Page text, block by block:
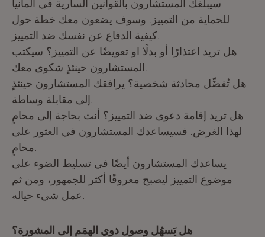
سيبلغك المستشارون بالقوانين السارية في ألمانيا
للحماية من التمييز. وسوف يضعون معك خطة حول
هل تريد اعتذارًا أو بدلًا او تعويضًا عن التمييز؟ سيكتب
هل تُفضِّل محادثة شخصية؟ يرافقك المستشارون حينئذٍ
هل تريد إقامة دعوى ضد التمييز؟ أنت بحاجة إلى محامٍ
لهذا الغرض. فسيساعدك المستشارون في العثور على
يساعدك المستشارون أيضًا في تسليط الضوء على
موضوع التمييز ليصبح معروفًا أكثر للجمهور، ومن ثم
هل يَسهُل وصول ذوي الهِمَم إلى المشورة؟